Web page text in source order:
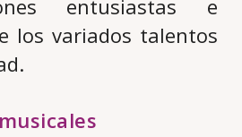
entusiastas e
los variados talentos